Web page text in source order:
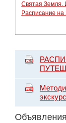
Святая Земля.
Расписание на
Объявления